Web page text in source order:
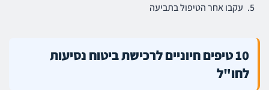
עקבו אחר הטיפול בתביעה
10 טיפים חיוניים לרכישת ביטוח נסיעות
לחו"ל